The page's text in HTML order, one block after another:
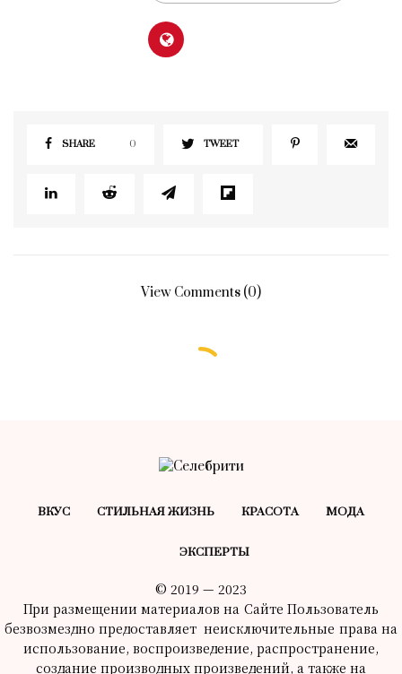
SHARE 0 TWEET
View Comments (0)
ВКУС СТИЛЬНАЯ ЖИЗНЬ КРАСОТA МОДА
ЭКСПЕРТЫ
© 2019 — 2023
При размещении материалов на Сайте Пользователь
безвозмездно предоставляет неисключительные права на
использование, воспроизведение, распространение,
создание производных произведений, а также на